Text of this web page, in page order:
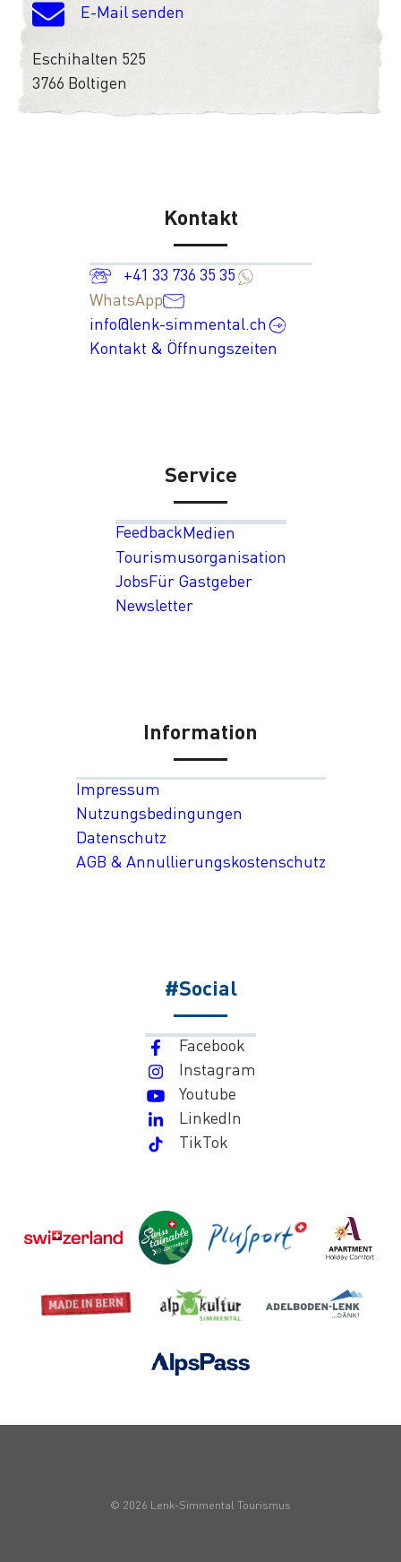
E-Mail senden
Eschihalten 525
3766 Boltigen
Kontakt
+41 33 736 35 35
WhatsApp
info@lenk-simmental.ch
Kontakt & Öffnungszeiten
Service
FeedbackMedien
Tourismusorganisation
JobsFür Gastgeber
Newsletter
Information
Impressum
Nutzungsbedingungen
Datenschutz
AGB & Annullierungskostenschutz
#Social
Facebook
Instagram
Youtube
LinkedIn
TikTok
© 2026 Lenk-Simmental Tourismus